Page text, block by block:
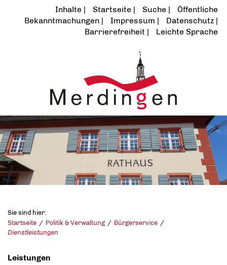
Inhalte Startseite Suche
Öffentliche
Bekanntmachungen
Impressum
Datenschutz
Barrierefreiheit
Leichte Sprache
Sie sind hier:
Startseite
Politik & Verwaltung
Bürgerservice
Dienstleistungen
Leistungen